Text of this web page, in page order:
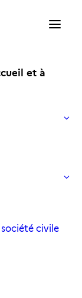
et à
civile